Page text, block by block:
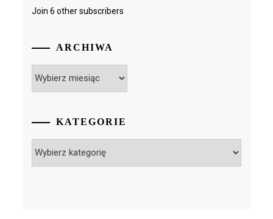
Join 6 other subscribers
ARCHIWA
KATEGORIE